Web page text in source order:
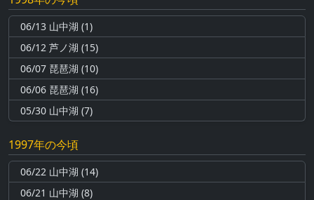
06/13 山中湖 (1)
06/12 芦ノ湖 (15)
06/07 琵琶湖 (10)
06/06 琵琶湖 (16)
05/30 山中湖 (7)
1997年の今頃
06/22 山中湖 (14)
06/21 山中湖 (8)